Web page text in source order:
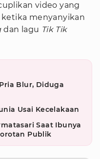
video yang
menyanyikan
dan lagu Tik Tik
Blur, Diduga
Usai Kecelakaan
Saat Ibunya
Publik